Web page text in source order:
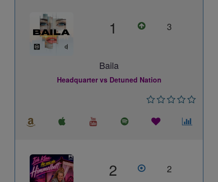
1 3
Baila
Headquarter vs Detuned Nation
2 2